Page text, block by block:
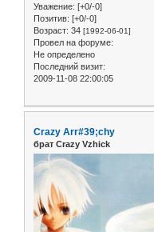
Уважение: [+0/-0]
Позитив: [+0/-0]
Возраст: 34 [1992-06-01]
Провел на форуме:
Не определено
Последний визит:
2009-11-08 22:00:05
Crazy Arr#39;chy
брат Crazy Vzhick